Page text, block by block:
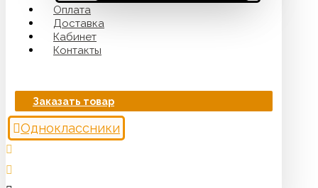
Оплата
Доставка
Кабинет
Контакты
Заказать товар
Одноклассники